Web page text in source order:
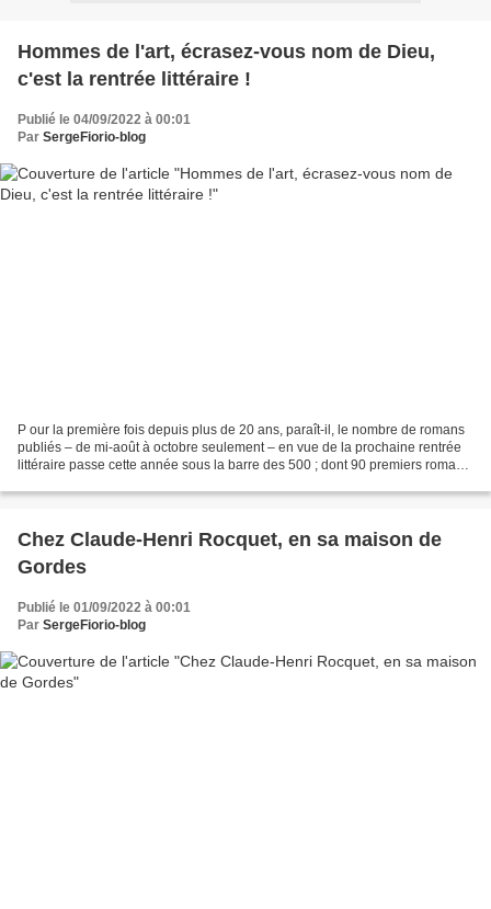
Hommes de l'art, écrasez-vous nom de Dieu,
c'est la rentrée littéraire !
Publié le 04/09/2022 à 00:01
Par SergeFiorio-blog
P our la première fois depuis plus de 20 ans, paraît-il, le nombre de romans
publiés – de mi-août à octobre seulement – en vue de la prochaine rentrée
littéraire passe cette année sous la barre des 500 ; dont 90 premiers romans,
Chez Claude-Henri Rocquet, en sa maison de
Gordes
Publié le 01/09/2022 à 00:01
Par SergeFiorio-blog